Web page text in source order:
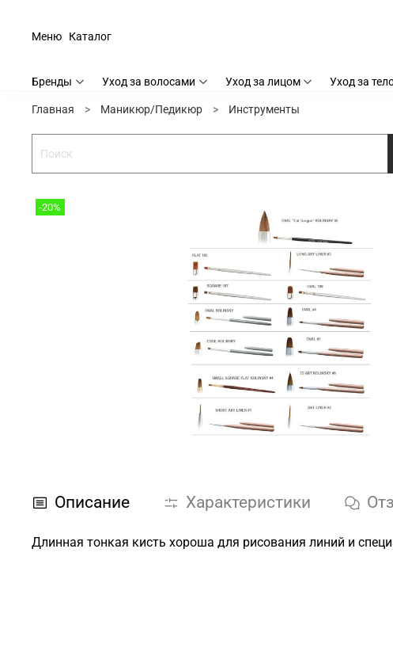
Каталог
Меню
Бренды Уход за волосами Уход за лицом Уход за
Главная Маникюр/Педикюр Инструменты
-20%
Описание Характеристики
Длинная тонкая кисть хороша для рисования линий и